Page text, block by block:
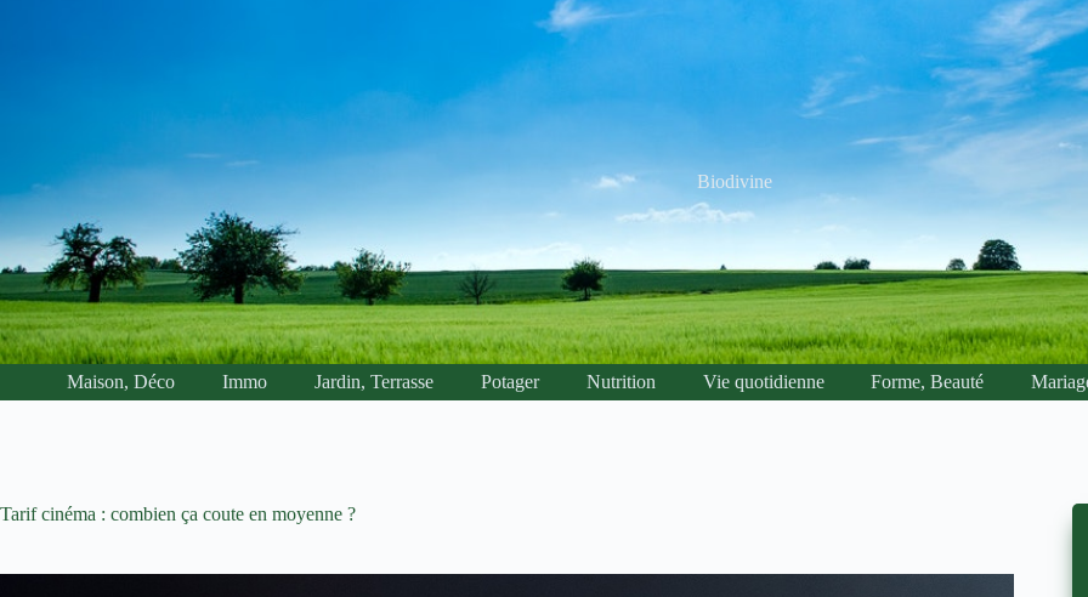
Biodivine
Maison, Déco Immo Jardin, Terrasse Potager Nutrition Vie quotidienne Forme, Beauté
Tarif cinéma : combien ça coute en moyenne ?